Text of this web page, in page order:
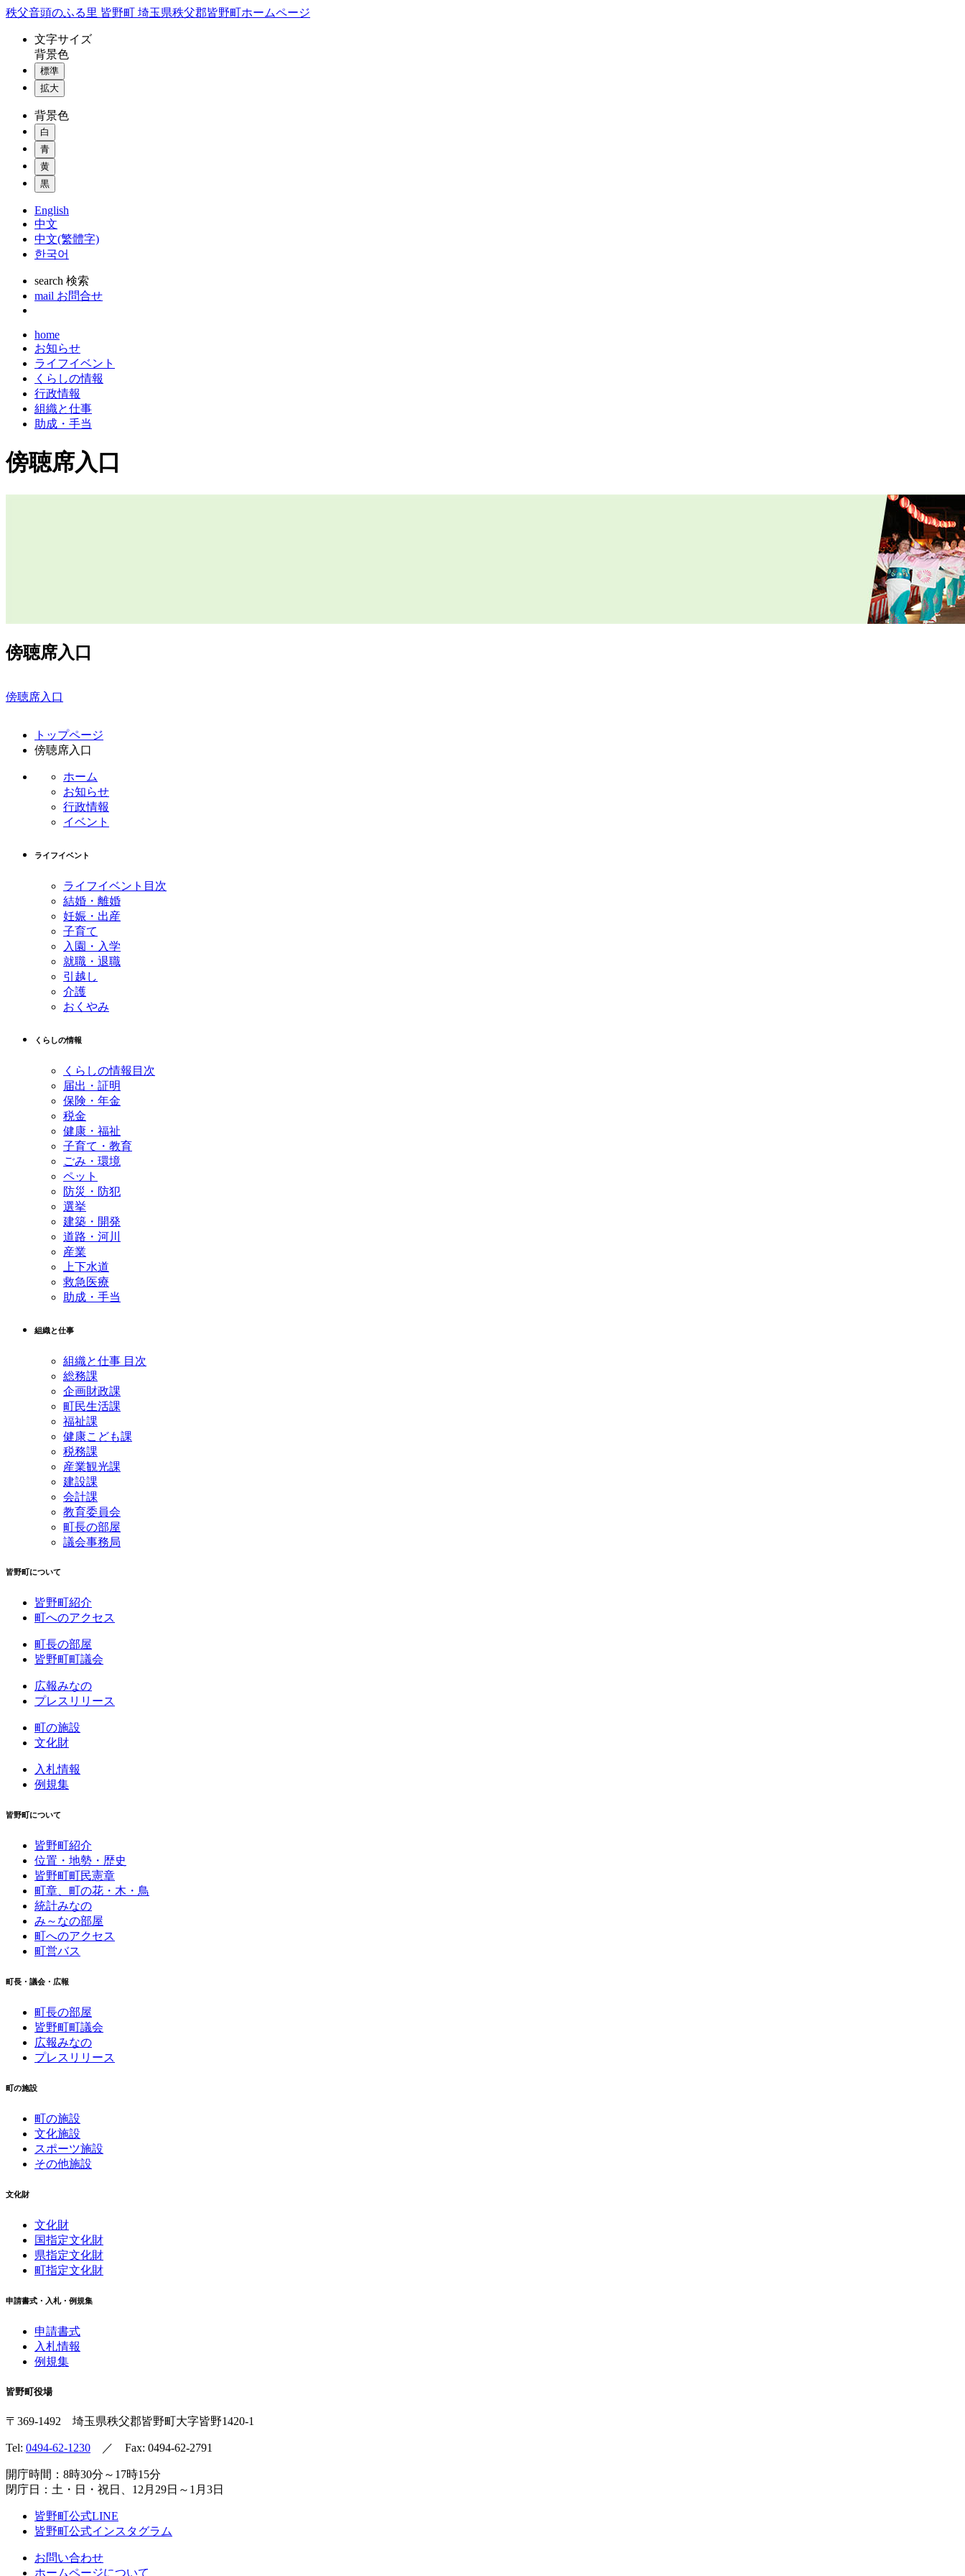
コ
秩父音頭のふる里 皆野町 埼玉県秩父郡皆野町ホームページ
文字サイズ
背景色
標準
拡大
背景色
白
青
黄
黒
English
中文
中文(繁體字)
한국어
search 検索
mail お問合せ
home
お知らせ
ライフイベント
くらしの情報
行政情報
組織と仕事
助成・手当
傍聴席入口
傍聴席入口
傍聴席入口
トップページ
傍聴席入口
ホーム
お知らせ
行政情報
イベント
ライフイベント
ライフイベント目次
結婚・離婚
妊娠・出産
子育て
入園・入学
就職・退職
引越し
介護
おくやみ
くらしの情報
くらしの情報目次
届出・証明
保険・年金
税金
健康・福祉
子育て・教育
ごみ・環境
ペット
防災・防犯
選挙
建築・開発
道路・河川
産業
上下水道
救急医療
助成・手当
組織と仕事
組織と仕事 目次
総務課
企画財政課
町民生活課
福祉課
健康こども課
税務課
産業観光課
建設課
会計課
教育委員会
町長の部屋
議会事務局
皆野町について
皆野町紹介
町へのアクセス
町長の部屋
皆野町町議会
広報みなの
プレスリリース
町の施設
文化財
入札情報
例規集
皆野町について
皆野町紹介
位置・地勢・歴史
皆野町町民憲章
町章、町の花・木・鳥
統計みなの
み～なの部屋
町へのアクセス
町営バス
町長・議会・広報
町長の部屋
皆野町町議会
広報みなの
プレスリリース
町の施設
町の施設
文化施設
スポーツ施設
その他施設
文化財
文化財
国指定文化財
県指定文化財
町指定文化財
申請書式・入札・例規集
申請書式
入札情報
例規集
皆野町役場
〒369-1492 埼玉県秩父郡皆野町 大字皆野1420-1
Tel: 0494-62-1230 ／ Fax: 0494-62-2791
開庁時間：8時30分～17時15分
閉庁日：土・日・祝日、12月29日～1月3日
皆野町公式LINE
皆野町公式インスタグラム
お問い合わせ
ホームページについて